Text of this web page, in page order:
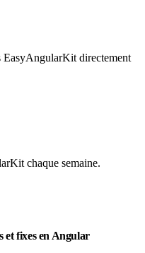
EasyAngularKit directement
chaque semaine.
et fixes en Angular